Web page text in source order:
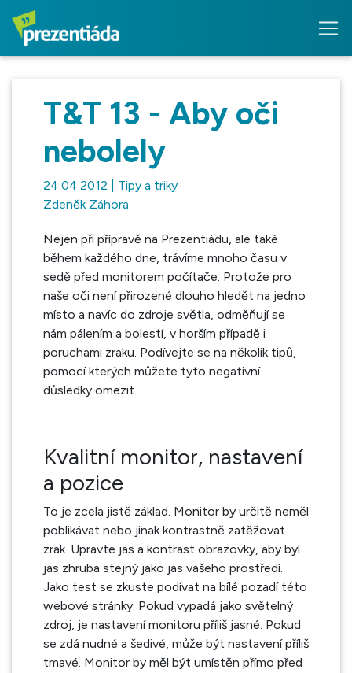
T&T 13 - Aby oči
nebolely
24.04.2012 | Tipy a triky
Zdeněk Záhora
Nejen při přípravě na Prezentiádu, ale také
během každého dne, trávíme mnoho času v
sedě před monitorem počítače. Protože pro
naše oči není přirozené dlouho hledět na jedno
místo a navíc do zdroje světla, odměňují se
nám pálením a bolestí, v horším případě i
poruchami zraku. Podívejte se na několik tipů,
pomocí kterých můžete tyto negativní
důsledky omezit.
Kvalitní monitor, nastavení
a pozice
To je zcela jistě základ. Monitor by určitě neměl
poblikávat nebo jinak kontrastně zatěžovat
zrak. Upravte jas a kontrast obrazovky, aby byl
jas zhruba stejný jako jas vašeho prostředí.
Jako test se zkuste podívat na bílé pozadí této
webové stránky. Pokud vypadá jako světelný
zdroj, je nastavení monitoru příliš jasné. Pokud
se zdá nudné a šedivé, může být nastavení příliš
tmavé. Monitor by měl být umístěn přímo před